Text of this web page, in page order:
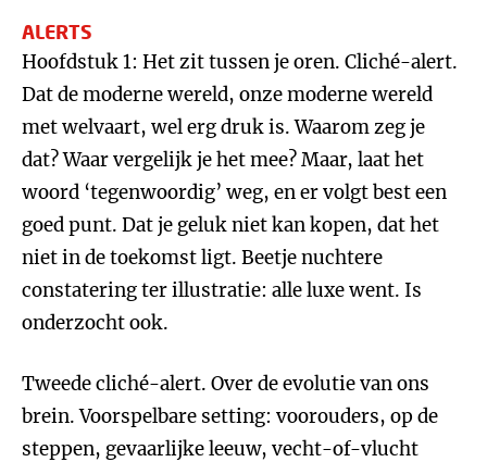
ALERTS
Hoofdstuk 1: Het zit tussen je oren. Cliché-alert.
Dat de moderne wereld, onze moderne wereld
met welvaart, wel erg druk is. Waarom zeg je
dat? Waar vergelijk je het mee? Maar, laat het
woord ‘tegenwoordig’ weg, en er volgt best een
goed punt. Dat je geluk niet kan kopen, dat het
niet in de toekomst ligt. Beetje nuchtere
constatering ter illustratie: alle luxe went. Is
onderzocht ook.
Tweede cliché-alert. Over de evolutie van ons
brein. Voorspelbare setting: voorouders, op de
steppen, gevaarlijke leeuw, vecht-of-vlucht